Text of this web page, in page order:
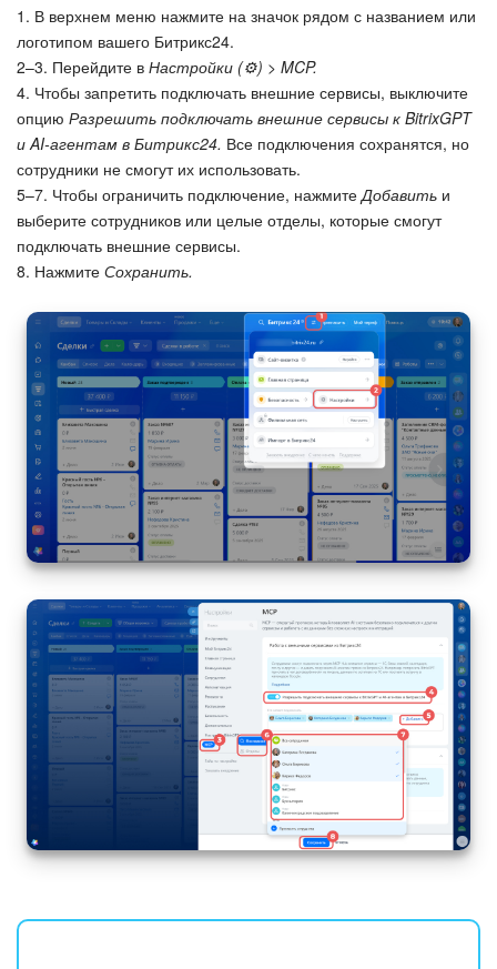
1. В верхнем меню нажмите на значок рядом с названием или
логотипом вашего Битрикс24.
2–3. Перейдите в Настройки (⚙️) > MCP.
4. Чтобы запретить подключать внешние сервисы, выключите
опцию Разрешить подключать внешние сервисы к BitrixGPT
и AI-агентам в Битрикс24. Все подключения сохранятся, но
сотрудники не смогут их использовать.
5–7. Чтобы ограничить подключение, нажмите Добавить и
выберите сотрудников или целые отделы, которые смогут
подключать внешние сервисы.
8. Нажмите Сохранить.